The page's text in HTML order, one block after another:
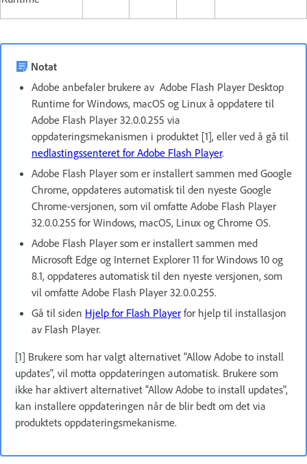
Notat
Adobe anbefaler brukere av Adobe Flash Player Desktop
Runtime for Windows, macOS og Linux å oppdatere til
Adobe Flash Player 32.0.0.255 via
oppdateringsmekanismen i produktet [1], eller ved å gå til
nedlastingssenteret for Adobe Flash Player.
Adobe Flash Player som er installert sammen med Google
Chrome, oppdateres automatisk til den nyeste Google
Chrome-versjonen, som vil omfatte Adobe Flash Player
32.0.0.255 for Windows, macOS, Linux og Chrome OS.
Adobe Flash Player som er installert sammen med
Microsoft Edge og Internet Explorer 11 for Windows 10 og
8.1, oppdateres automatisk til den nyeste versjonen, som
vil omfatte Adobe Flash Player 32.0.0.255.
Gå til siden Hjelp for Flash Player for hjelp til installasjon
av Flash Player.
[1] Brukere som har valgt alternativet "Allow Adobe to install
updates", vil motta oppdateringen automatisk. Brukere som
ikke har aktivert alternativet "Allow Adobe to install updates",
kan installere oppdateringen når de blir bedt om det via
produktets oppdateringsmekanisme.